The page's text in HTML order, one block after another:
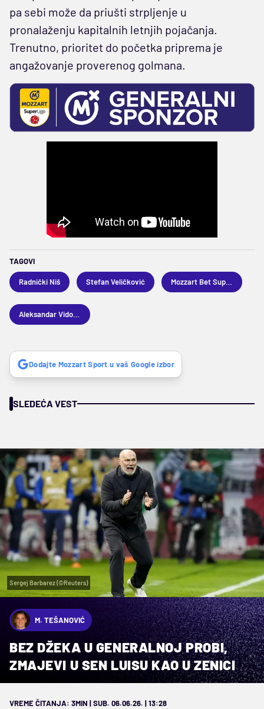
pa sebi može da priušti strpljenje u
pronalaženju kapitalnih letnjih pojačanja.
Trenutno, prioritet do početka priprema je
angažovanje proverenog golmana.
TAGOVI
Radnički Niš Stefan Veličković
Dodajte Mozzart Sport u vaš Google izbor
SLEDEĆA VEST
Sergej Barbarez (©Reuters)
M. TEŠANOVIĆ
BEZ DŽEKA U GENERALNOJ PROBI,
ZMAJEVI U SEN LUISU KAO U ZENICI
VREME ČITANJA: 3MIN | SUB. 06.06.26. | 13:28